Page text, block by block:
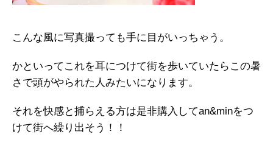
こんな風に写真撮っても手に目がいっちゃう。
かといってこれを耳につけて街を歩いていたらこの暑
さで頭がやられた人みたいになります。
それを快感と捕らえる方は是非購入してan&minをつ
けて街へ繰り出そう！！